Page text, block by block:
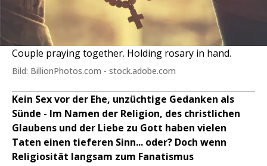
Couple praying together. Holding rosary in hand.
Bild: BillionPhotos.com - stock.adobe.com
Kein Sex vor der Ehe, unzüchtige Gedanken als
Sünde - Im Namen der Religion, des christlichen
Glaubens und der Liebe zu Gott haben vielen
Taten einen tieferen Sinn... oder? Doch wenn
Religiosität langsam zum Fanatismus